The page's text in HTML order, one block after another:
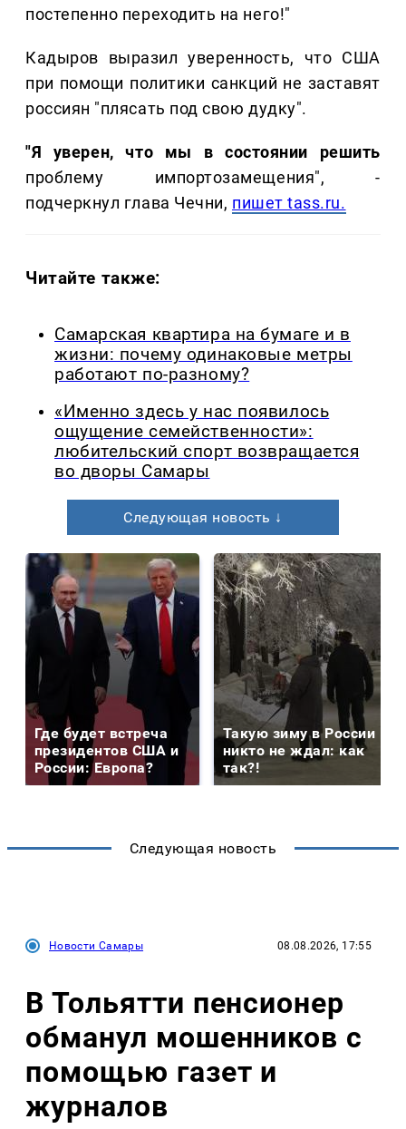
постепенно переходить на него!"
Кадыров выразил уверенность, что США
при помощи политики санкций не заставят
россиян "плясать под свою дудку".
"Я уверен, что мы в состоянии решить
проблему импортозамещения", -
подчеркнул глава Чечни, пишет tass.ru.
Читайте также:
Самарская квартира на бумаге и в
жизни: почему одинаковые метры
работают по-разному?
«Именно здесь у нас появилось
ощущение семейственности»:
любительский спорт возвращается
во дворы Самары
Следующая новость ↓
Где будет встреча
президентов США и
России: Европа?
Такую зиму в России
никто не ждал: как
так?!
Следующая новость
Новости Самары 08.08.2026, 17:55
В Тольятти пенсионер
обманул мошенников с
помощью газет и
журналов